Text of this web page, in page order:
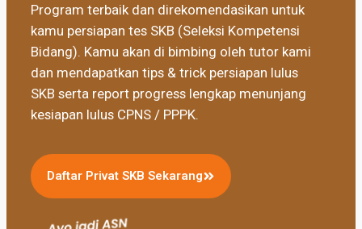
Program terbaik dan direkomendasikan untuk
kamu persiapan tes SKB (Seleksi Kompetensi
Bidang). Kamu akan di bimbing oleh tutor kami
dan mendapatkan tips & trick persiapan lulus
SKB serta report progress lengkap menunjang
kesiapan lulus CPNS / PPPK.
Daftar Privat SKB Sekarang